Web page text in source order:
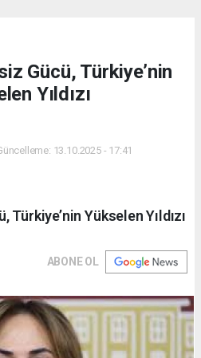
Gücü, Türkiye’nin
Yıldızı
13.10.2025 - 17:41
Türkiye’nin Yükselen Yıldızı
ABONE OL